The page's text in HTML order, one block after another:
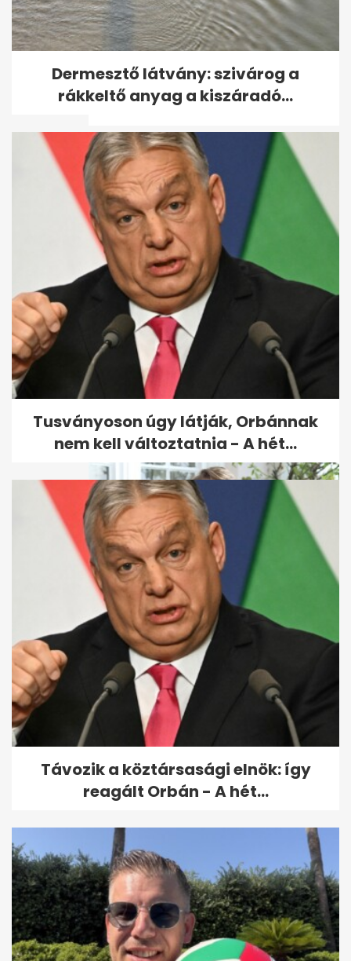
„Egy kezemen meg tudom
számolni, hányszor ajánlották
fel a...
Kulcsár Edina gyönyörű,
megható képeket mutatott
családjáról
Megszólalt Katalin hercegné a
manipulált fotóról
Dermesztő látvány: szivárog a
rákkeltő anyag a kiszáradó...
Tusványoson úgy látják, Orbánnak
nem kell változtatnia - A hét...
Távozik a köztársasági elnök: így
reagált Orbán - A hét...